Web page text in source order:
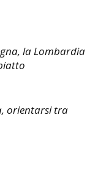
la Lombardia
orientarsi tra